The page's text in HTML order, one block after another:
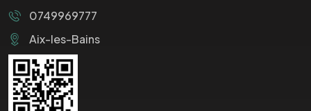
0749969777
Aix-les-Bains